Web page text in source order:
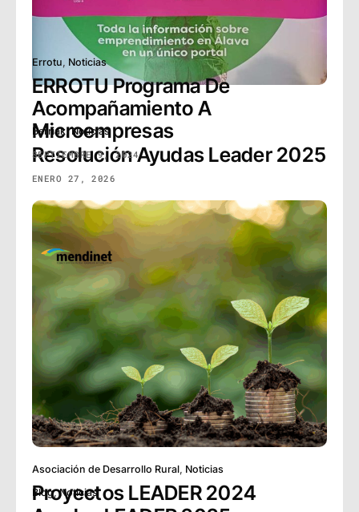
Berriak,Noticias
Resolución Ayudas Leader 2025
ENERO 27, 2026
Blog,Noticias